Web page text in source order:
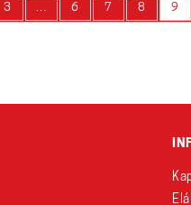
3 … 6 7 8 9